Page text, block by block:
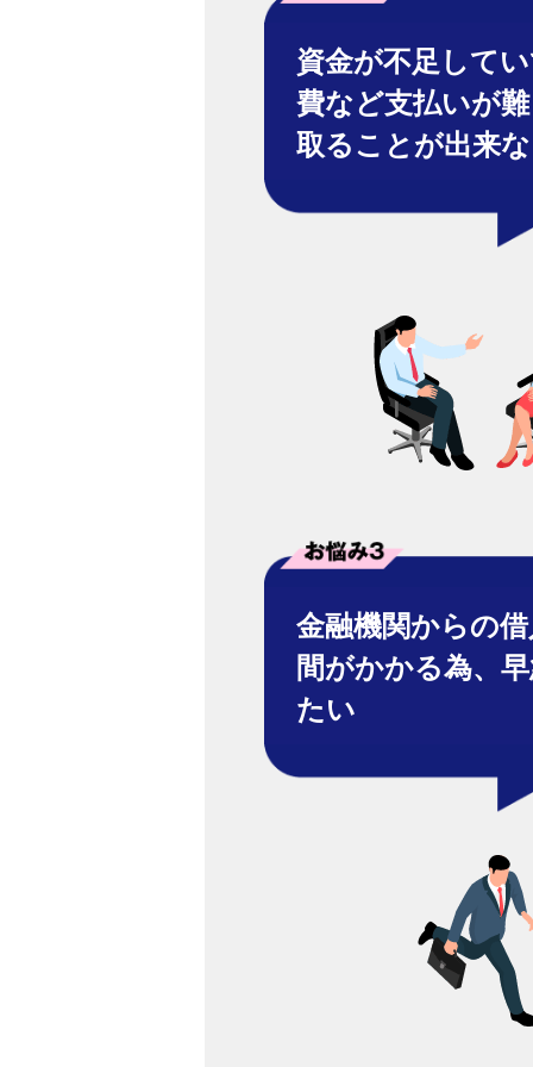
資金が不足して
費など支払いが
取ることが出来
金融機関からの
間がかかる為、
たい